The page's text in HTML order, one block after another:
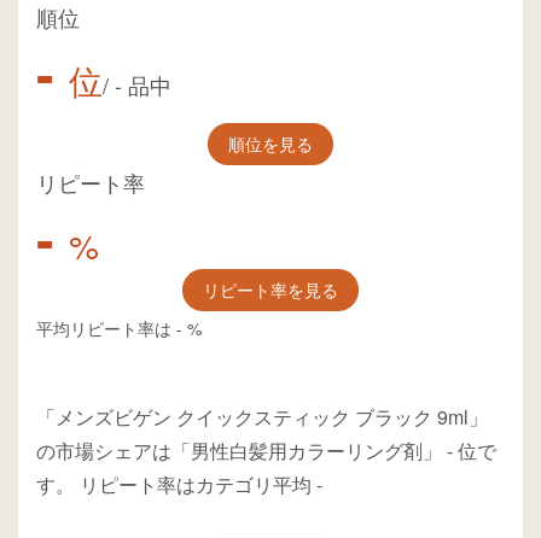
順位
- 位/- 品中
順位を見る
リピート率
- %
リピート率を見る
平均リピート率は - %
「メンズビゲン クイックスティック ブラック 9ml」
の市場シェアは「男性白髪用カラーリング剤」 -位で
す。
リピート率はカテゴリ平均 -